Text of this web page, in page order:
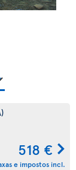
518 €
e impostos incl.